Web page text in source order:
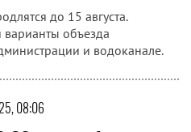
до 15 августа.
объезда
и водоканале.
08:06